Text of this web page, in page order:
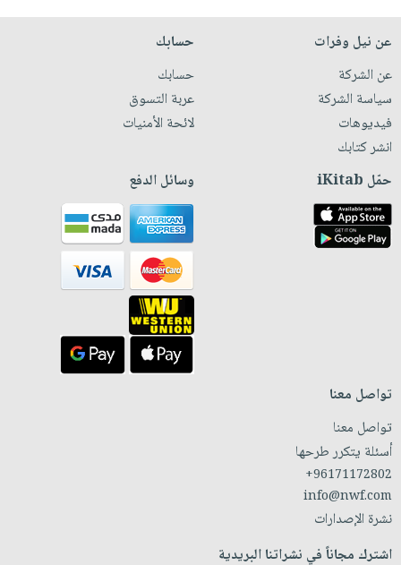
عن نيل وفرات
عن الشركة
سياسة الشركة
فيديوهات
انشر كتابك
حسابك
حسابك
عربة التسوق
لائحة الأمنيات
حمّل iKitab وسائل الدفع
تواصل معنا
تواصل معنا
أسئلة يتكرر طرحها
+96171172802
info@nwf.com
نشرة الإصدارات
اشترك مجاناً في نشراتنا البريدية